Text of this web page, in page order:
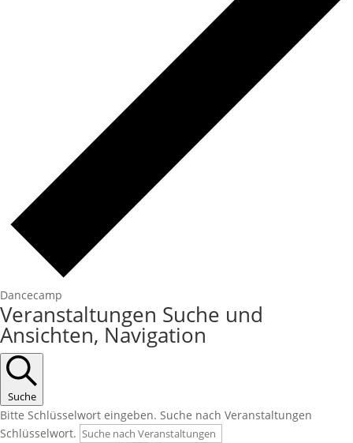
Dancecamp
Veranstaltungen Suche und
Ansichten, Navigation
Suche
Bitte Schlüsselwort eingeben. Suche nach Veranstaltungen
Schlüsselwort.